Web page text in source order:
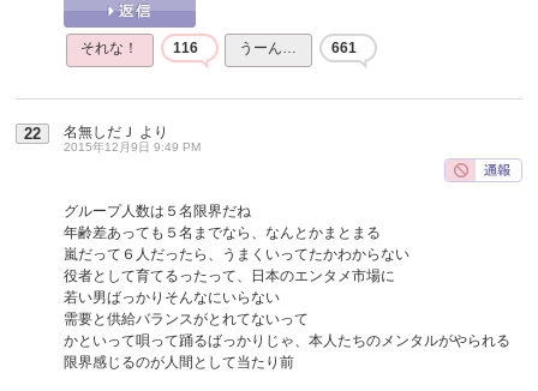
それな！ 116 うーん… 661
22 名無しだＪ より
2015年12月9日 9:49 PM
グループ人数は５名限界だね
年齢差あっても５名までなら、なんとかまとまる
嵐だって６人だったら、うまくいってたかわからない
役者として育てるったって、日本のエンタメ市場に
若い男ばっかりそんなにいらない
需要と供給バランスがとれてないって
かといって唄って踊るばっかりじゃ、本人たちのメンタルがやられる
限界感じるのが人間として当たり前